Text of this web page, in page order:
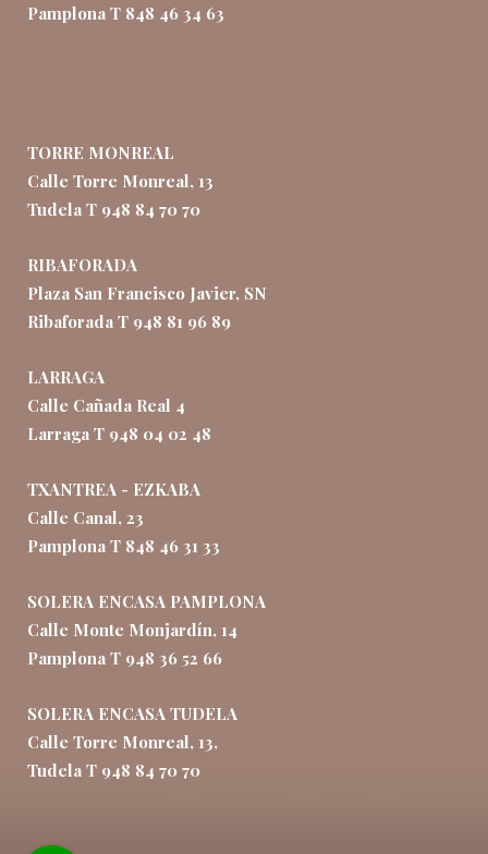
Pamplona T 848 46 34 63
TORRE MONREAL
Calle Torre Monreal, 13
Tudela T 948 84 70 70
RIBAFORADA
Plaza San Francisco Javier, SN
Ribaforada T 948 81 96 89
LARRAGA
Calle Cañada Real 4
Larraga T 948 04 02 48
TXANTREA - EZKABA
Calle Canal, 23
Pamplona T 848 46 31 33
SOLERA ENCASA PAMPLONA
Calle Monte Monjardín, 14
Pamplona T 948 36 52 66
SOLERA ENCASA TUDELA
Calle Torre Monreal, 13,
Tudela T 948 84 70 70